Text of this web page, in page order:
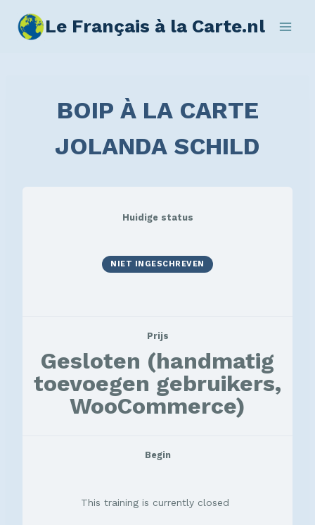
Le Français à la Carte.nl
BOIP À LA CARTE
JOLANDA SCHILD
Huidige status
NIET INGESCHREVEN
Prijs
Gesloten (handmatig
toevoegen gebruikers,
WooCommerce)
Begin
This training is currently closed